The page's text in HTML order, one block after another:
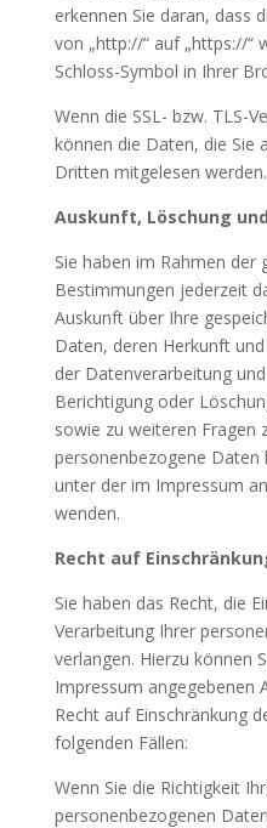
erkennen Sie daran, dass
von „http://“ auf „https://“
Schloss-Symbol in Ihrer
Wenn die SSL- bzw. TLS-
können die Daten, die Sie
Dritten mitgelesen werden.
Auskunft, Löschung
Sie haben im Rahmen der
Bestimmungen jederzeit
Auskunft über Ihre
Daten, deren Herkunft
der Datenverarbeitung
Berichtigung oder
sowie zu weiteren Fragen
personenbezogene Daten
unter der im Impressum
wenden.
Recht auf
Sie haben das Recht, die
Verarbeitung Ihrer
verlangen. Hierzu können
Impressum angegebenen
Recht auf Einschränkung
folgenden Fällen:
Wenn Sie die Richtigkeit
personenbezogenen